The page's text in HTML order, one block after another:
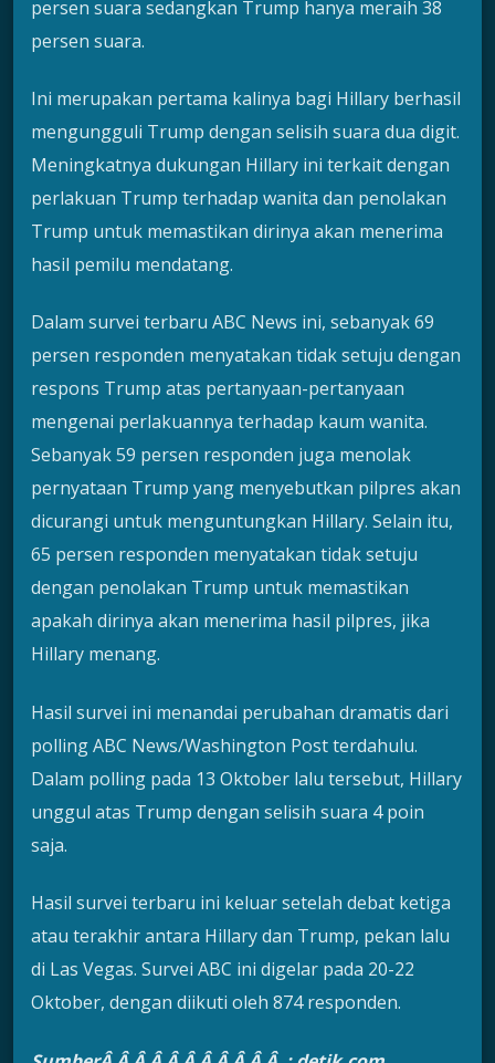
persen suara sedangkan Trump hanya meraih 38
persen suara.
Ini merupakan pertama kalinya bagi Hillary berhasil
mengungguli Trump dengan selisih suara dua digit.
Meningkatnya dukungan Hillary ini terkait dengan
perlakuan Trump terhadap wanita dan penolakan
Trump untuk memastikan dirinya akan menerima
hasil pemilu mendatang.
Dalam survei terbaru ABC News ini, sebanyak 69
persen responden menyatakan tidak setuju dengan
respons Trump atas pertanyaan-pertanyaan
mengenai perlakuannya terhadap kaum wanita.
Sebanyak 59 persen responden juga menolak
pernyataan Trump yang menyebutkan pilpres akan
dicurangi untuk menguntungkan Hillary. Selain itu,
65 persen responden menyatakan tidak setuju
dengan penolakan Trump untuk memastikan
apakah dirinya akan menerima hasil pilpres, jika
Hillary menang.
Hasil survei ini menandai perubahan dramatis dari
polling ABC News/Washington Post terdahulu.
Dalam polling pada 13 Oktober lalu tersebut, Hillary
unggul atas Trump dengan selisih suara 4 poin
saja.
Hasil survei terbaru ini keluar setelah debat ketiga
atau terakhir antara Hillary dan Trump, pekan lalu
di Las Vegas. Survei ABC ini digelar pada 20-22
Oktober, dengan diikuti oleh 874 responden.